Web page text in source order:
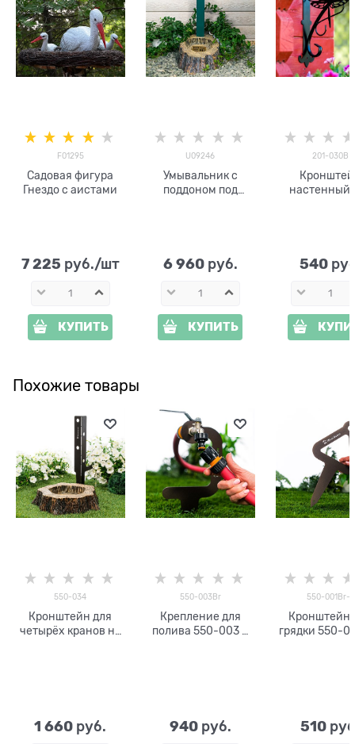
F01295
Садовая фигура
Гнездо с аистами
7 225 руб./шт
КУПИТЬ
U09246
Умывальник с
поддоном под
6 960 руб.
КУПИТЬ
201-030B
настенный
540
Похожие товары
550-034
Кронштейн для
четырёх кранов на
1 660 руб.
550-003Br
Крепление для
полива 550-003 с
940 руб.
550-001Br-1
Кронштейн
грядки 550-
510